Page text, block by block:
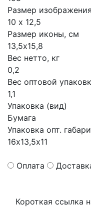
Размер
10 х 12,5
Размер иконы, см
13,5х15,8
Вес нетто, кг
0,2
Вес оптовой
1,1
Упаковка (вид)
Бумага
Упаковка опт.
16х13,5х11
Оплата
Короткая ссылка